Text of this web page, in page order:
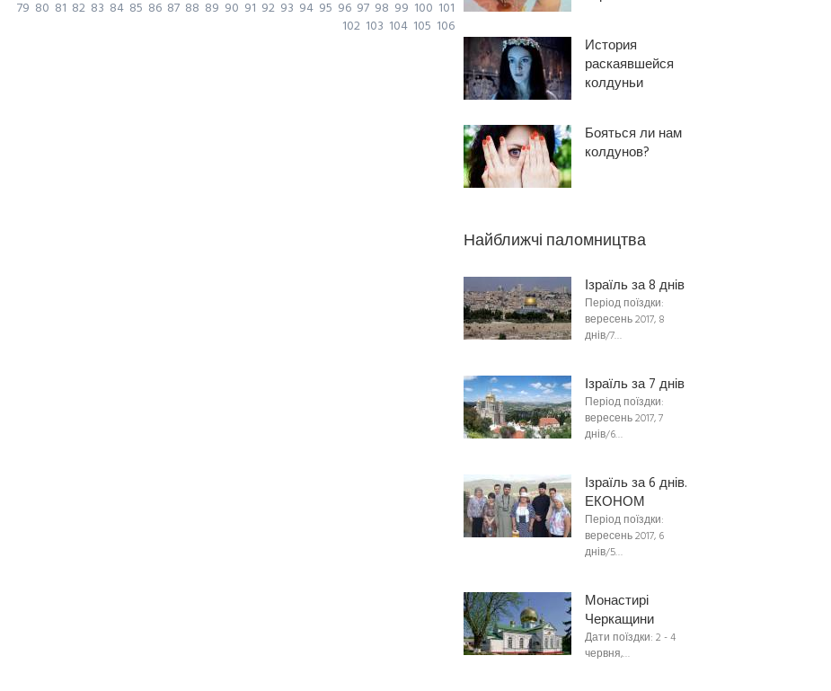
79 80 81 82 83 84 85 86 87 88 89 90 91 92 93 94 95 96 97 98 99 100 101
102 103 104 105 106
История
раскаявшейся
колдуньи
Бояться ли нам
колдунов?
Найближчі паломництва
Ізраїль за 8 днів
Період поїздки:
вересень 2017, 8
днів/7…
Ізраїль за 7 днів
Період поїздки:
вересень 2017, 7
днів/6…
Ізраїль за 6 днів.
ЕКОНОМ
Період поїздки:
вересень 2017, 6
днів/5…
Монастирі
Черкащини
Дати поїздки: 2 - 4
червня,…